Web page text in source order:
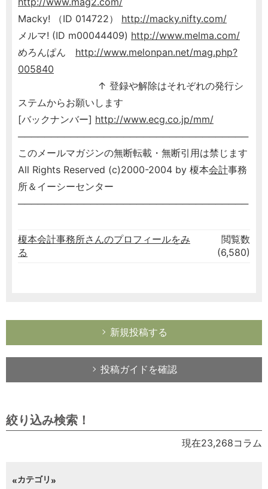
Macky! （ID 014722） http://macky.nifty.com/
メルマ! (ID m00044409) http://www.melma.com/
めろんぱん http://www.melonpan.net/mag.php?
005840
↑ 登録や解除はそれぞれの発行シ
ステムからお願いします
[バックナンバー] http://www.ecg.co.jp/mm/
───────────────────────────────────
このメールマガジンの無断転載・無断引用は禁じます
All Rights Reserved (c)2000-2004 by 榎本会計事務
所＆イーシーセンター
───────────────────────────────────
榎本会計事務所さんのプロフィールをみ
る
閲覧数
(6,580)
新規投稿する
投稿ガイドを確認
絞り込み検索！
現在23,268コラム
カテゴリ